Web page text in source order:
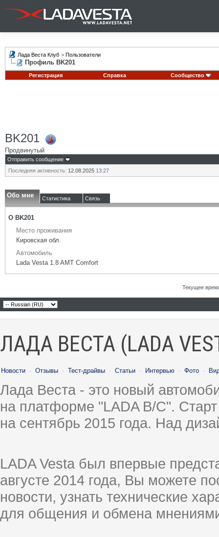
Лада Веста Клуб > Пользователи
Профиль BK201
Регистрация Справка Сообщество
BK201
Продвинутый
Отправить сообщение
Последняя активность: 12.08.2025 13:27
Обо мне Статистика Связь
О BK201
Место проживания
Кировская обл.
Автомобиль
Lada Vesta 1.8 AMT Comfort
Текущее
ЛАДА ВЕСТА (LADA
Новости · Отзывы · Тест-драйвы · Статьи · Интервью · Фото ·
Лада Веста - это новый
на платформе "LADA B/C".
на сентябрь 2015 года. Над
LADA Vesta был впервые
августе 2014 года, Вы можете
новости, узнать технические
для общения и обмена